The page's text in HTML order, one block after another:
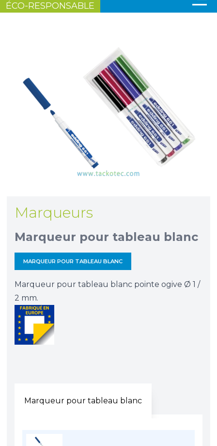
ÉCO-RESPONSABLE
Marqueurs
Marqueur pour tableau blanc
MARQUEUR POUR TABLEAU BLANC
Marqueur pour tableau blanc pointe ogive Ø 1 /
2 mm.
Marqueur pour tableau blanc